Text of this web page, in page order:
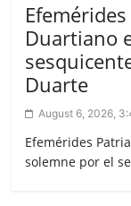
Duartiano
Duarte
August 6, 2026,
Efemérides
solemne por el